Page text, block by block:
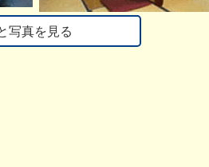
写真を見る